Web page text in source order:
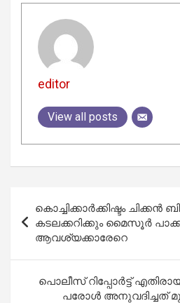
editor
View all posts
navigation
കൊച്ചിക്കാര്‍ക്കിഷ്ടം ചിക്കന്‍
കടലക്കറിക്കും മൈസൂര്‍
ആവശ്യക്കാരേറെ
പൊലീസ് റിപ്പോര്‍ട്ട്
പരോള്‍ അനുവദിച്ചത്